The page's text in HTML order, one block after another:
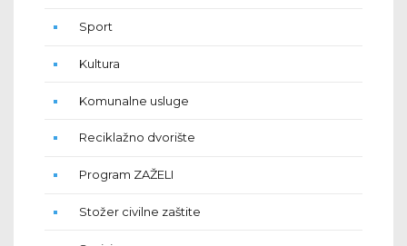
Sport
Kultura
Komunalne usluge
Reciklažno dvorište
Program ZAŽELI
Stožer civilne zaštite